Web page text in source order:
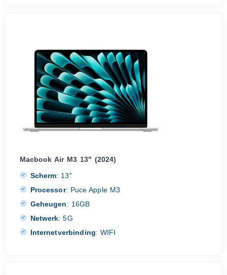
Macbook Air M3 13" (2024)
Scherm: 13"
Processor: Puce Apple M3
Geheugen: 16GB
Netwerk: 5G
Internetverbinding: WIFI